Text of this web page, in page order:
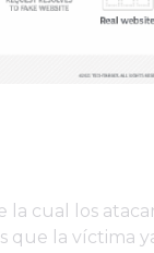
cual los
que la víctima